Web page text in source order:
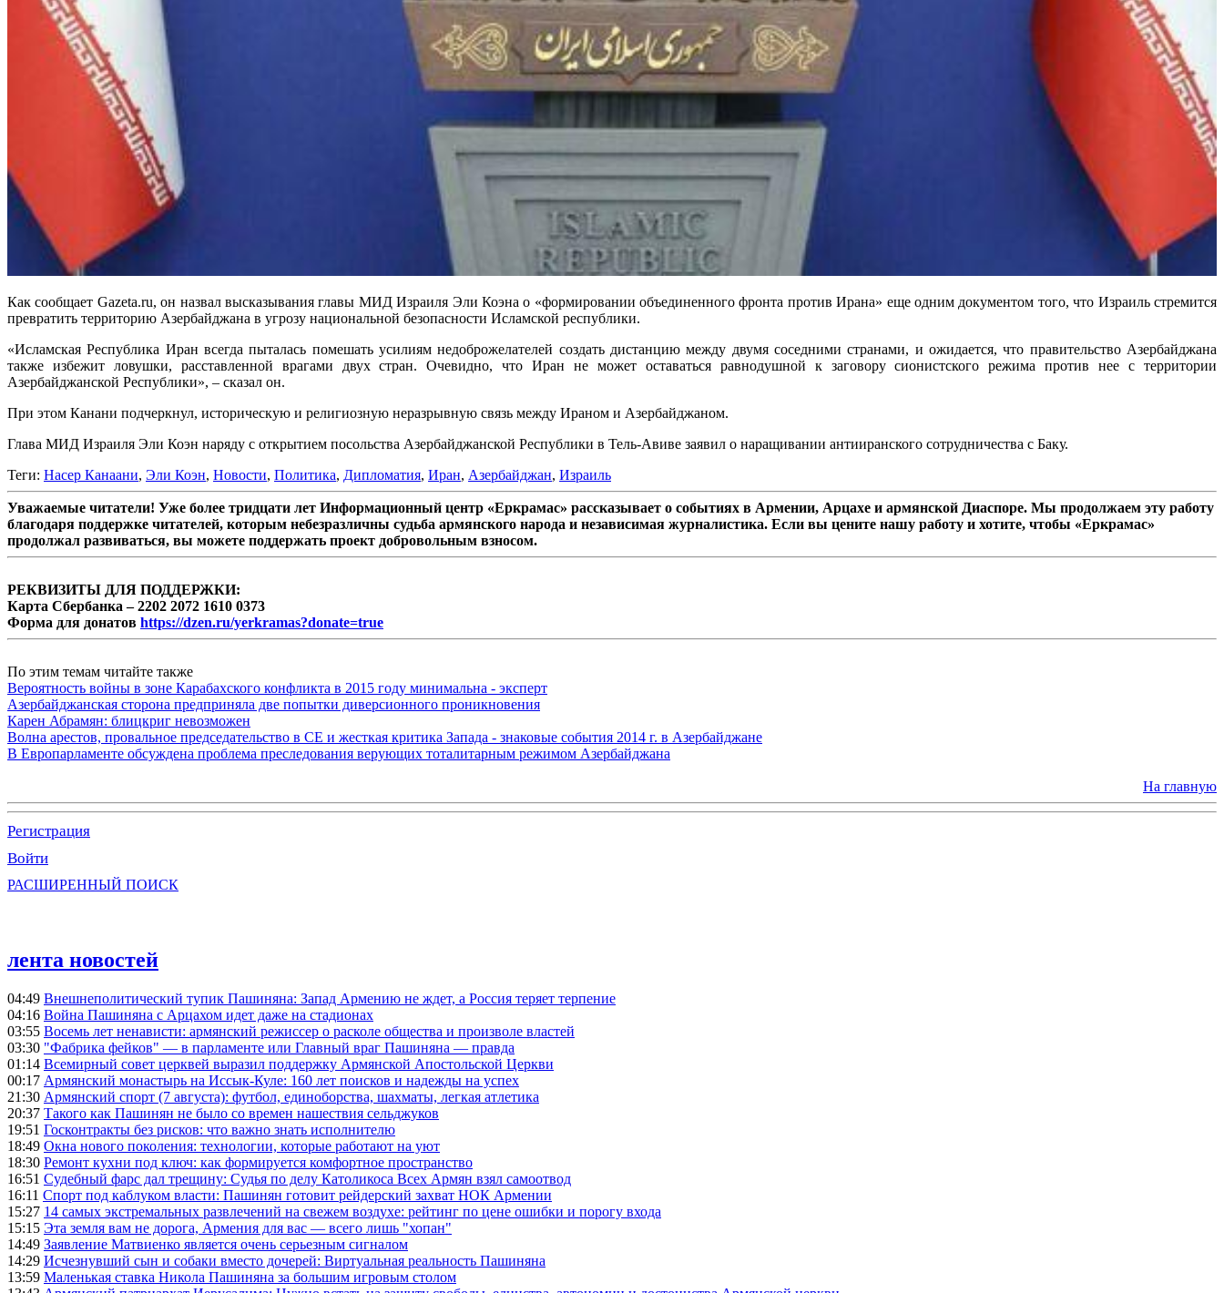
Как сообщает Gazeta.ru, он назвал высказывания главы МИД Израиля Эли Коэна о «формировании объединенного фронта против Ирана» еще одним документом того, что Израиль стремится
превратить территорию Азербайджана в угрозу национальной безопасности Исламской республики.
«Исламская Республика Иран всегда пыталась помешать усилиям недоброжелателей создать дистанцию между двумя соседними странами, и ожидается, что правительство Азербайджана
также избежит ловушки, расставленной врагами двух стран. Очевидно, что Иран не может оставаться равнодушной к заговору сионистского режима против нее с территории
Азербайджанской Республики», – сказал он.
При этом Канани подчеркнул, историческую и религиозную неразрывную связь между Ираном и Азербайджаном.
Глава МИД Израиля Эли Коэн наряду с открытием посольства Азербайджанской Республики в Тель-Авиве заявил о наращивании антииранского сотрудничества с Баку.
Теги: Насер Канаани, Эли Коэн, Новости, Политика, Дипломатия, Иран, Азербайджан, Израиль
Уважаемые читатели! Уже более тридцати лет Информационный центр «Еркрамас» рассказывает о событиях в Армении, Арцахе и армянской Диаспоре. Мы продолжаем эту работу
благодаря поддержке читателей, которым небезразличны судьба армянского народа и независимая журналистика. Если вы цените нашу работу и хотите, чтобы «Еркрамас»
продолжал развиваться, вы можете поддержать проект добровольным взносом.
РЕКВИЗИТЫ ДЛЯ ПОДДЕРЖКИ:
Карта Сбербанка – 2202 2072 1610 0373
Форма для донатов https://dzen.ru/yerkramas?donate=true
По этим темам читайте также
Вероятность войны в зоне Карабахского конфликта в 2015 году минимальна - эксперт
Азербайджанская сторона предприняла две попытки диверсионного проникновения
Карен Абрамян: блицкриг невозможен
Волна арестов, провальное председательство в СЕ и жесткая критика Запада - знаковые события 2014 г. в Азербайджане
В Европарламенте обсуждена проблема преследования верующих тоталитарным режимом Азербайджана
На главную
Регистрация
Войти
РАСШИРЕННЫЙ ПОИСК
лента новостей
04:49 Внешнеполитический тупик Пашиняна: Запад Армению не ждет, а Россия теряет терпение
04:16 Война Пашиняна с Арцахом идет даже на стадионах
03:55 Восемь лет ненависти: армянский режиссер о расколе общества и произволе властей
03:30 "Фабрика фейков" — в парламенте или Главный враг Пашиняна — правда
01:14 Всемирный совет церквей выразил поддержку Армянской Апостольской Церкви
00:17 Армянский монастырь на Иссык-Куле: 160 лет поисков и надежды на успех
21:30 Армянский спорт (7 августа): футбол, единоборства, шахматы, легкая атлетика
20:37 Такого как Пашинян не было со времен нашествия сельджуков
19:51 Госконтракты без рисков: что важно знать исполнителю
18:49 Окна нового поколения: технологии, которые работают на уют
18:30 Ремонт кухни под ключ: как формируется комфортное пространство
16:51 Судебный фарс дал трещину: Судья по делу Католикоса Всех Армян взял самоотвод
16:11 Спорт под каблуком власти: Пашинян готовит рейдерский захват НОК Армении
15:27 14 самых экстремальных развлечений на свежем воздухе: рейтинг по цене ошибки и порогу входа
15:15 Эта земля вам не дорога, Армения для вас — всего лишь "хопан"
14:49 Заявление Матвиенко является очень серьезным сигналом
14:29 Исчезнувший сын и собаки вместо дочерей: Виртуальная реальность Пашиняна
13:59 Маленькая ставка Никола Пашиняна за большим игровым столом